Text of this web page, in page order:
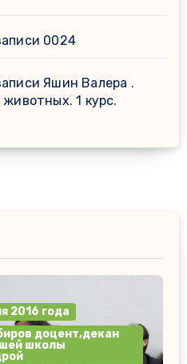
0024
Яшин Валера .
1 курс.
2016 года
доцент,декан
школы